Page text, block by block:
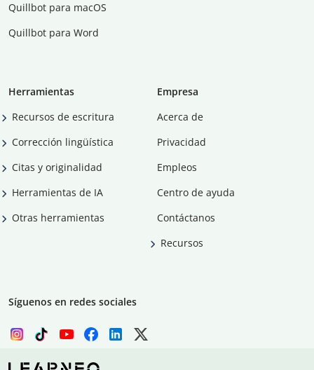
Quillbot para macOS
Quillbot para Word
Herramientas
Recursos de escritura
Corrección lingüística
Citas y originalidad
Herramientas de IA
Otras herramientas
Empresa
Acerca de
Privacidad
Empleos
Centro de ayuda
Contáctanos
Recursos
Síguenos en redes sociales